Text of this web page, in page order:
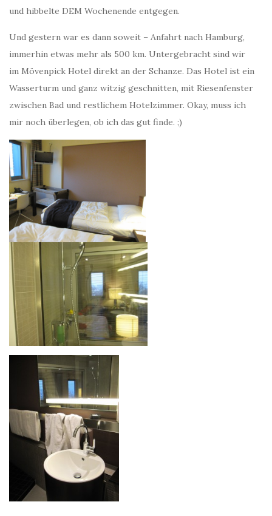
und hibbelte DEM Wochenende entgegen.
Und gestern war es dann soweit – Anfahrt nach Hamburg,
immerhin etwas mehr als 500 km. Untergebracht sind wir
im Mövenpick Hotel direkt an der Schanze. Das Hotel ist ein
Wasserturm und ganz witzig geschnitten, mit Riesenfenster
zwischen Bad und restlichem Hotelzimmer. Okay, muss ich
mir noch überlegen, ob ich das gut finde. ;)